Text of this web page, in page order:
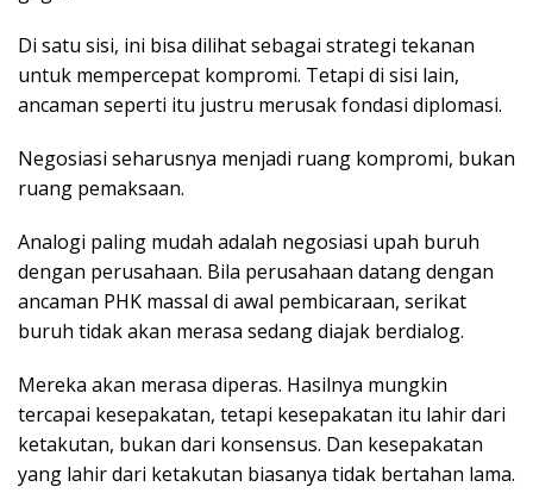
Di satu sisi, ini bisa dilihat sebagai strategi tekanan
untuk mempercepat kompromi. Tetapi di sisi lain,
ancaman seperti itu justru merusak fondasi diplomasi.
Negosiasi seharusnya menjadi ruang kompromi, bukan
ruang pemaksaan.
Analogi paling mudah adalah negosiasi upah buruh
dengan perusahaan. Bila perusahaan datang dengan
ancaman PHK massal di awal pembicaraan, serikat
buruh tidak akan merasa sedang diajak berdialog.
Mereka akan merasa diperas. Hasilnya mungkin
tercapai kesepakatan, tetapi kesepakatan itu lahir dari
ketakutan, bukan dari konsensus. Dan kesepakatan
yang lahir dari ketakutan biasanya tidak bertahan lama.